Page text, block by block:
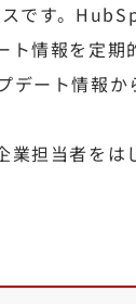
です。
情報を定期
ート情報か
担当者をは